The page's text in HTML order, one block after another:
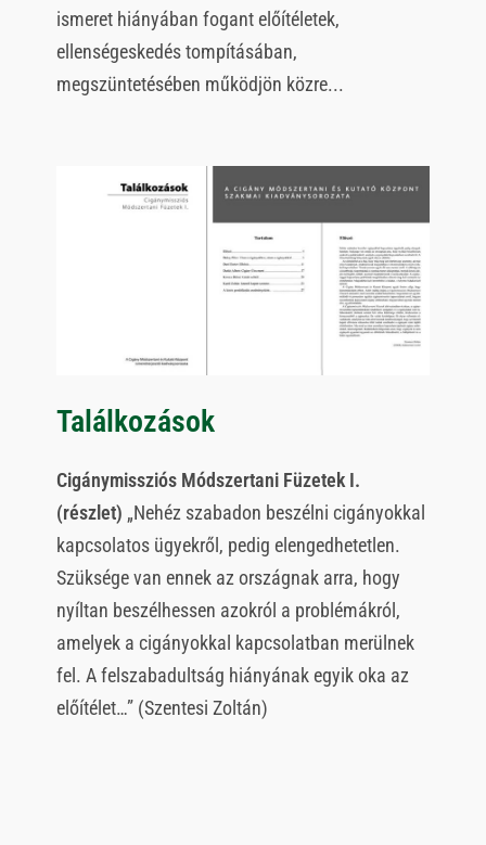
ismeret hiányában fogant előítéletek,
ellenségeskedés tompításában,
megszüntetésében működjön közre...
Találkozások
Cigánymissziós Módszertani Füzetek I.
(részlet) „Nehéz szabadon beszélni cigányokkal
kapcsolatos ügyekről, pedig elengedhetetlen.
Szüksége van ennek az országnak arra, hogy
nyíltan beszélhessen azokról a problémákról,
amelyek a cigányokkal kapcsolatban merülnek
fel. A felszabadultság hiányának egyik oka az
előítélet…” (Szentesi Zoltán)